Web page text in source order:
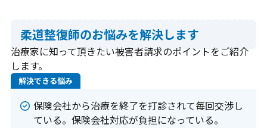
柔道整復師のお悩みを解決します
治療家に知って頂きたい被害者請求のポイントをご紹介
します。
解決できる悩み
保険会社から治療を終了を打診されて毎回交渉し
ている。保険会社対応が負担になっている。